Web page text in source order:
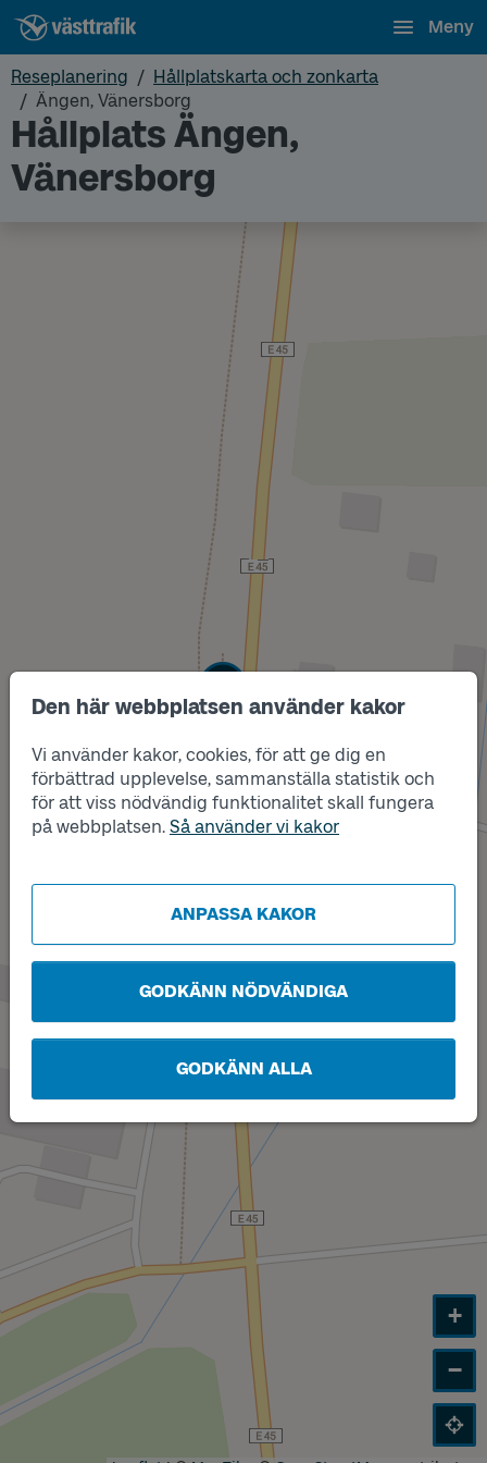
Den här webbplatsen använder kakor
Vi använder kakor, cookies, för att ge dig en
förbättrad upplevelse, sammanställa statistik och
för att viss nödvändig funktionalitet skall fungera
på webbplatsen. Så använder vi kakor
ANPASSA KAKOR
GODKÄNN NÖDVÄNDIGA
GODKÄNN ALLA
Meny
Reseplanering
Hållplatskarta och zonkarta
Ängen, Vänersborg
Hållplats Ängen,
Vänersborg
Läge
B
+
−